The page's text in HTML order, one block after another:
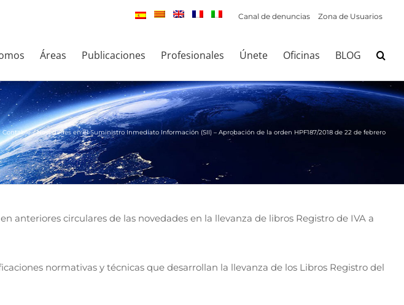
Canal de denuncias Zona de Usuarios
Áreas Publicaciones Profesionales Únete Oficinas BLOG
Contable Novedades en el Suministro Inmediato Información (SII) – Aprobación de la orden HPF187/2018 de 22 de febrero
circulares de las novedades en la llevanza de libros Registro de IVA a
normativas y técnicas que desarrollan la llevanza de los Libros Registro del